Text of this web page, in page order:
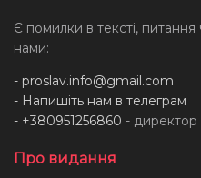
Є помилки в тексті, питання
нами:
- proslav.info@gmail.com
- Напишіть нам в телеграм
- +380951256860 - директор
Про видання